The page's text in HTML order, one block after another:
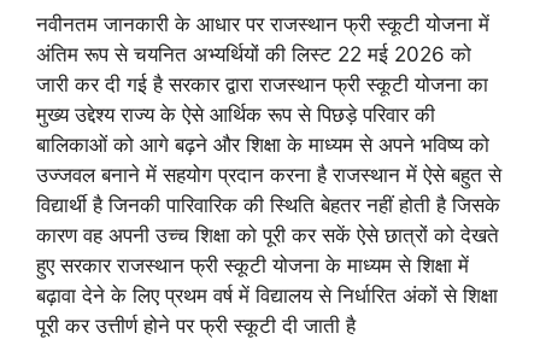
नवीनतम जानकारी के आधार पर राजस्थान फ्री स्कूटी योजना में
अंतिम रूप से चयनित अभ्यर्थियों की लिस्ट 22 मई 2026 को
जारी कर दी गई है सरकार द्वारा राजस्थान फ्री स्कूटी योजना का
मुख्य उद्देश्य राज्य के ऐसे आर्थिक रूप से पिछड़े परिवार की
बालिकाओं को आगे बढ़ने और शिक्षा के माध्यम से अपने भविष्य को
उज्जवल बनाने में सहयोग प्रदान करना है राजस्थान में ऐसे बहुत से
विद्यार्थी है जिनकी पारिवारिक की स्थिति बेहतर नहीं होती है जिसके
कारण वह अपनी उच्च शिक्षा को पूरी कर सकें ऐसे छात्रों को देखते
हुए सरकार राजस्थान फ्री स्कूटी योजना के माध्यम से शिक्षा में
बढ़ावा देने के लिए प्रथम वर्ष में विद्यालय से निर्धारित अंकों से शिक्षा
पूरी कर उत्तीर्ण होने पर फ्री स्कूटी दी जाती है